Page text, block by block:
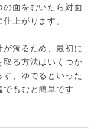
の面をむいたら対面
上がります。
濁るため、最初に
る方法はいくつか
、ゆでるといった
もむと簡単です